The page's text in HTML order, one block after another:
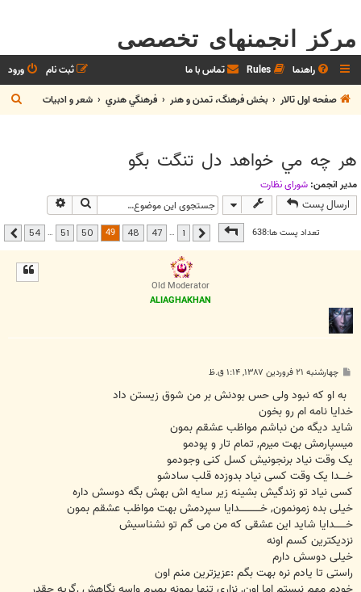
مرکز انجمنهای تخصصی
راهنما Rules تماس با ما ورود
ثبت نام
صفحه اول تالار
بخش فرهنگ، تمدن و هنر فرهنگي هنري شعر و ادبيات
ج
س
هر چه مي خواهد دل تنگت بگو
مدیر انجمن: شوراي نظارت
ارسال پست جستجو
تعداد پست ها:638
صفحه49 از54 قبلی …
47
48
49
50
51
…
54 بعدی
Old Moderator
ALIAGHAKHAN
پ
ت
چهارشنبه ۲۱ فروردین ۱۳۸۷, ۱:۱۴ ق.ظ
به او که نبود ولی حس بودنش بر من شوق زیستن داد
خدایا نامه ام رو بخون
شاید دیگه من نباشم مواظب عشقم بمون
میسپارمش بهت میرم, تمام تار و پودمو
یک وقت نیاد برنجونیش کسل کنی وجودمو
خــــدا یک وقت کسی نیاد بدوزده قلب سادشو
کسی نیاد تو زندگیش بشینه زیر سایه اش بهش بگه دوسش داره
خیلی بده زمونمون, خـــــــــــــدایا سپردمش بهت مواظب عشقم بمون
خـــــــدایا شاید این عشقی که من می گم تو نشناسیش
نزدیکترین کسم اونه
خیلی دوسش دارم
راستی تا یادم نره بهت بگم :عزیزترین منم اون